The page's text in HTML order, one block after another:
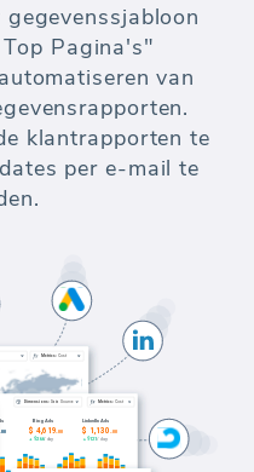
Pagina's"
van
klantrapporten te
per e-mail te